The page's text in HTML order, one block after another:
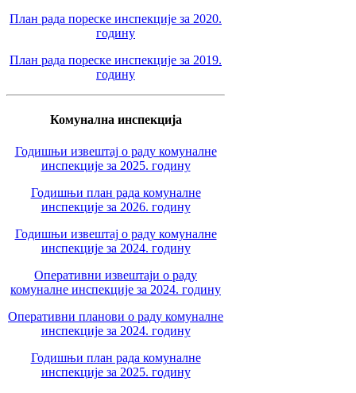
План рада пореске инспекције за 2020.
годину
План рада пореске инспекције за 2019.
годину
Комунална инспекција
Годишњи извештај о раду комуналне
инспекције за 2025. годину
Годишњи план рада комуналне
инспекције за 2026. годину
Годишњи извештај о раду комуналне
инспекције за 2024. годину
Оперативни извештаји о раду
комуналне инспекције за 2024. годину
Оперативни планови о раду комуналне
инспекције за 2024. годину
Годишњи план рада комуналне
инспекције за 2025. годину